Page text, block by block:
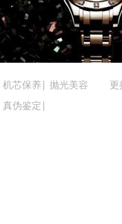
吉
吉
辽
机芯保养 抛光美容 更
真伪鉴定